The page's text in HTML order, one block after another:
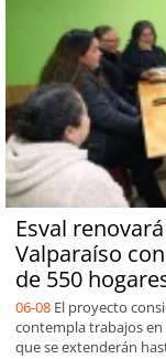
Esval
Valparaíso
de 550
06-08 El proyecto
contempla trabajos en
que se extenderán